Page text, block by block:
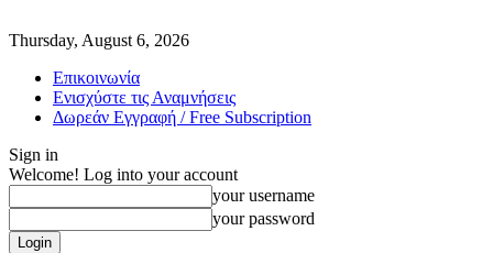
Thursday, August 6, 2026
Επικοινωνία
Ενισχύστε τις Αναμνήσεις
Δωρεάν Εγγραφή / Free Subscription
Sign in
Welcome! Log into your account
your username
your password